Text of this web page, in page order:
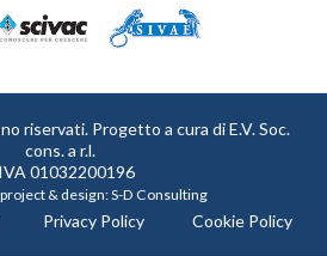
riservati. Progetto a cura diE.V. Soc.
cons. a r.l.
01032200196
& design:S-D Consulting
Privacy Policy Cookie Policy